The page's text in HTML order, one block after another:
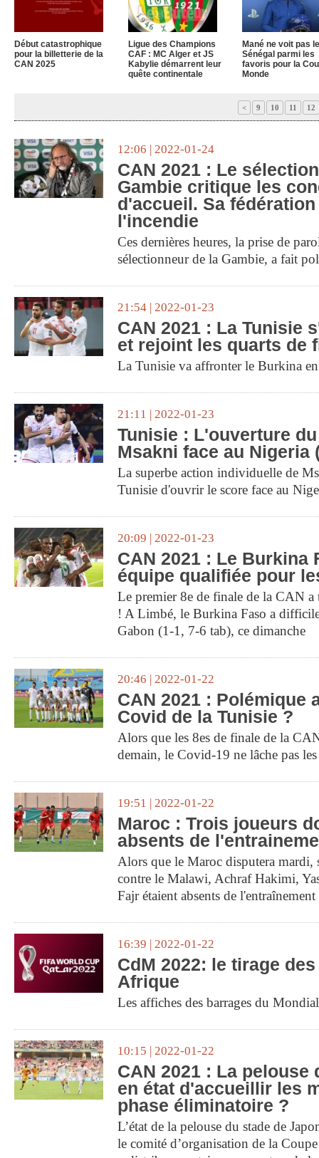
Début catastrophique
pour la billetterie de la
CAN 2025
Ligue des Champions
CAF : MC Alger et JS
Kabylie démarrent leur
quête continentale
Mané ne voit pas le
Sénégal parmi les
favoris pour la
Monde
< 9 10 11 12
12:06 | 2022-01-24
CAN 2021 : Le
Gambie critique les
d'accueil. Sa
l'incendie
Ces dernières heures, la prise de
sélectionneur de la Gambie, a fait
21:54 | 2022-01-23
CAN 2021 : La Tunisie
et rejoint les quarts de
La Tunisie va affronter le Burkina
21:11 | 2022-01-23
Tunisie : L'ouverture
Msakni face au Nigeria
La superbe action individuelle de
Tunisie d'ouvrir le score face au
20:09 | 2022-01-23
CAN 2021 : Le Burkina
équipe qualifiée pour
Le premier 8e de finale de la CAN a
! A Limbé, le Burkina Faso a
Gabon (1-1, 7-6 tab), ce dimanche
20:46 | 2022-01-22
CAN 2021 : Polémique
Covid de la Tunisie ?
Alors que les 8es de finale de la
demain, le Covid-19 ne lâche pas
19:51 | 2022-01-22
Maroc : Trois joueurs
absents de
Alors que le Maroc disputera
contre le Malawi, Achraf Hakimi,
Fajr étaient absents de
16:39 | 2022-01-22
CdM 2022: le tirage
Afrique
Les affiches des barrages du
10:15 | 2022-01-22
CAN 2021 : La pelouse
en état d'accueillir les
phase éliminatoire ?
L’état de la pelouse du stade de
le comité d’organisation de la